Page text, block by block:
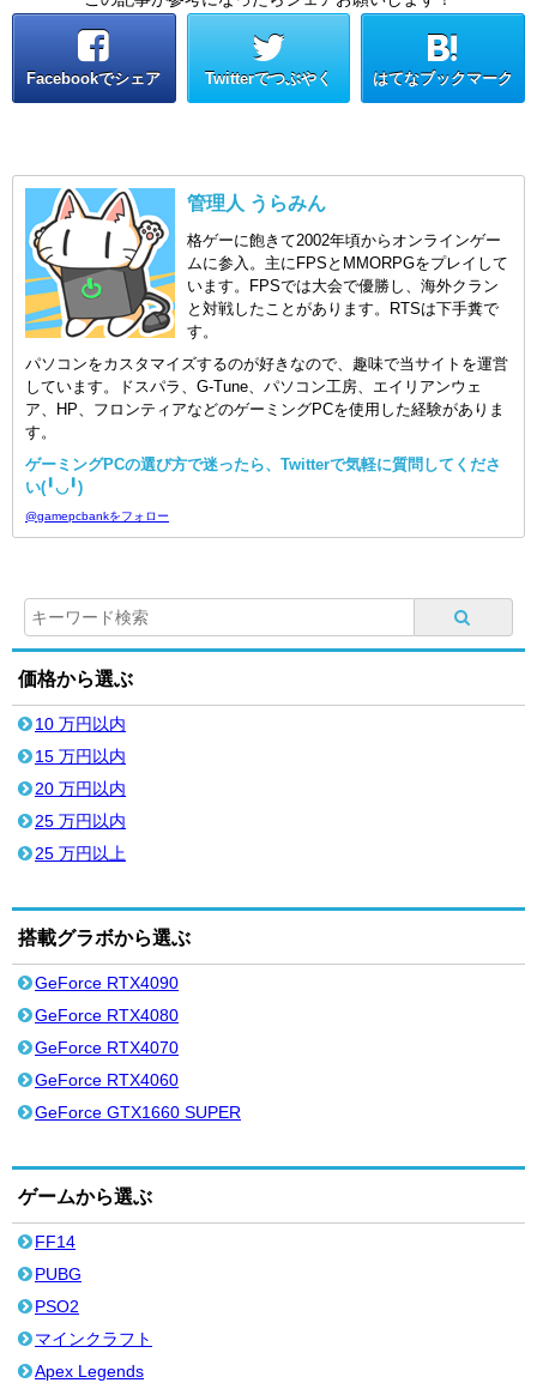
Facebookでシェア Twitterでつぶやく はてなブックマーク
管理人 うらみん
格ゲーに飽きて2002年頃からオンラインゲー
ムに参入。主にFPSとMMORPGをプレイして
います。FPSでは大会で優勝し、海外クラン
と対戦したことがあります。RTSは下手糞で
す。
パソコンをカスタマイズするのが好きなので、趣味で当サイトを運営
しています。ドスパラ、G-Tune、パソコン工房、エイリアンウェ
ア、HP、フロンティアなどのゲーミングPCを使用した経験がありま
す。
ゲーミングPCの選び方で迷ったら、Twitterで気軽に質問してくださ
い(╹◡╹)
@gamepcbankをフォロー
価格から選ぶ
10 万円以内
15 万円以内
20 万円以内
25 万円以内
25 万円以上
搭載グラボから選ぶ
GeForce RTX4090
GeForce RTX4080
GeForce RTX4070
GeForce RTX4060
GeForce GTX1660 SUPER
ゲームから選ぶ
FF14
PUBG
PSO2
マインクラフト
Apex Legends